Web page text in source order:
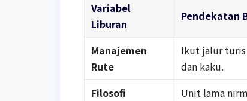
Variabel
Liburan
Pendekatan
Manajemen
Rute
Ikut jalur turis
dan kaku.
Filosofi
Unit lama